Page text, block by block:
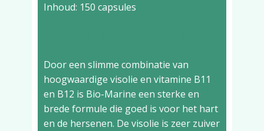
Inhoud: 150 capsules
Door een slimme combinatie van
hoogwaardige visolie en vitamine B11
en B12 is Bio-Marine een sterke en
brede formule die goed is voor het hart
en de hersenen. De visolie is zeer zuiver